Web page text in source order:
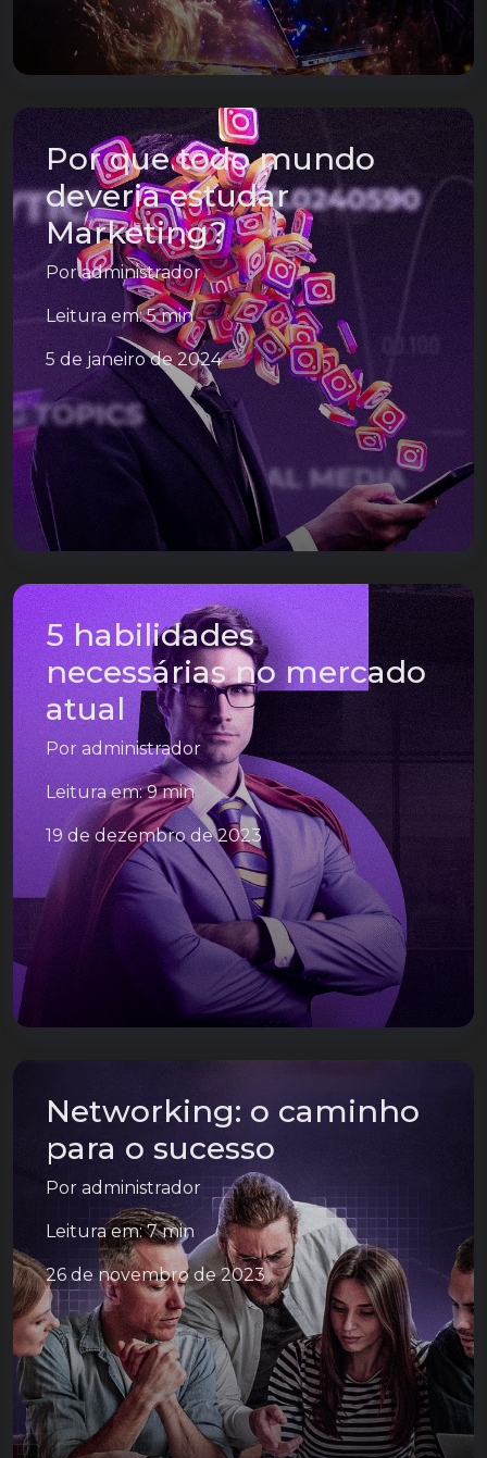
Por que todo mundo
deveria estudar
Marketing?
Poradministrador
Leitura em: 5 min
5 de janeiro de 2024
5 habilidades
necessárias no mercado
atual
Poradministrador
Leitura em: 9 min
19 de dezembro de 2023
Networking: o caminho
para o sucesso
Por administrador
Leitura em: 7 min
26 de novembro de 2023